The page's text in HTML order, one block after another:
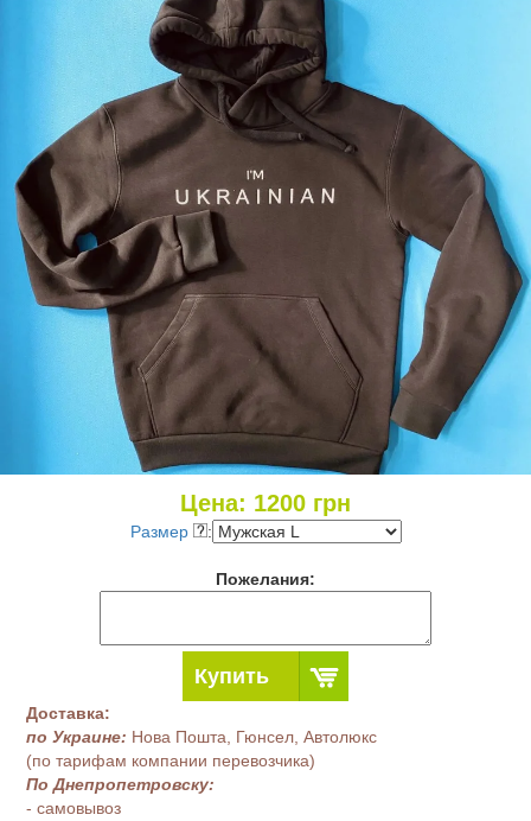
Цена: 1200 грн
Размер :
Пожелания:
Купить
Доставка:
по Украине: Нова Пошта, Гюнсел, Автолюкс
(по тарифам компании перевозчика)
По Днепропетровску:
- самовывоз